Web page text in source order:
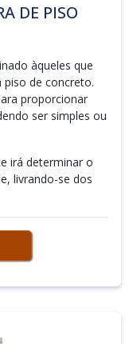
DE PISO
àqueles que
piso de concreto.
proporcionar
ser simples ou
irá determinar o
livrando-se dos